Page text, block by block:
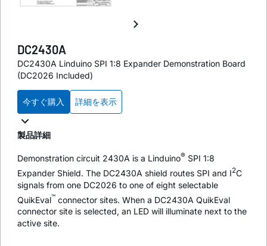
DC2430A
DC2430A Linduino SPI 1:8 Expander Demonstration Board
(DC2026 Included)
今すぐ購入 詳細を表示
製品詳細
Demonstration circuit 2430A is a Linduino® SPI 1:8
Expander Shield. The DC2430A shield routes SPI and I2C
signals from one DC2026 to one of eight selectable
QuikEval™ connector sites. When a DC2430A QuikEval
connector site is selected, an LED will illuminate next to the
active site.